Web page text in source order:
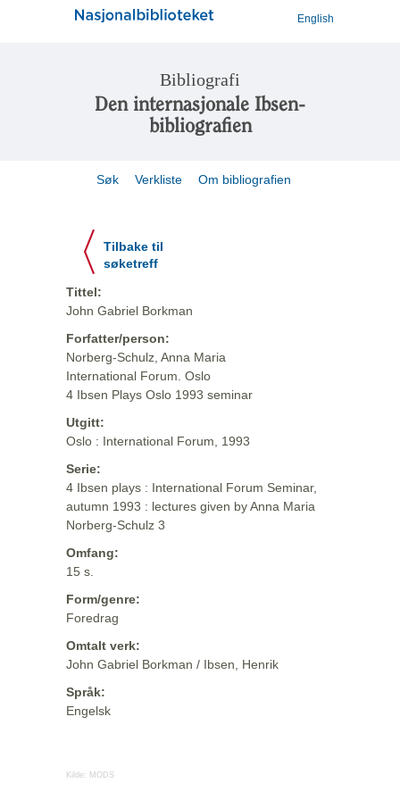
English
Bibliografi
Den internasjonale Ibsen-
bibliografien
Søk Verkliste Om bibliografien
Tilbake til
søketreff
Tittel:
John Gabriel Borkman
Forfatter/person:
Norberg-Schulz, Anna Maria
International Forum. Oslo
4 Ibsen Plays Oslo 1993 seminar
Utgitt:
Oslo : International Forum, 1993
Serie:
4 Ibsen plays : International Forum Seminar,
autumn 1993 : lectures given by Anna Maria
Norberg-Schulz 3
Omfang:
15 s.
Form/genre:
Foredrag
Omtalt verk:
John Gabriel Borkman / Ibsen, Henrik
Språk:
Engelsk
Kilde: MODS